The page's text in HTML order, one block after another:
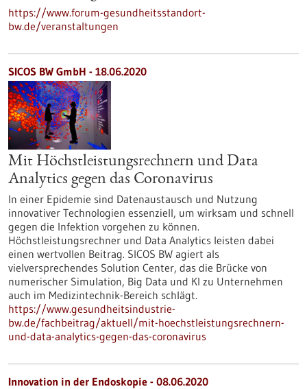
https://www.forum-gesundheitsstandort-
bw.de/veranstaltungen
SICOS BW GmbH - 18.06.2020
Mit Höchstleistungsrechnern und Data
Analytics gegen das Coronavirus
In einer Epidemie sind Datenaustausch und Nutzung
innovativer Technologien essenziell, um wirksam und schnell
gegen die Infektion vorgehen zu können.
Höchstleistungsrechner und Data Analytics leisten dabei
einen wertvollen Beitrag. SICOS BW agiert als
vielversprechendes Solution Center, das die Brücke von
numerischer Simulation, Big Data und KI zu Unternehmen
auch im Medizintechnik-Bereich schlägt.
https://www.gesundheitsindustrie-
bw.de/fachbeitrag/aktuell/mit-hoechstleistungsrechnern-
und-data-analytics-gegen-das-coronavirus
Innovation in der Endoskopie - 08.06.2020